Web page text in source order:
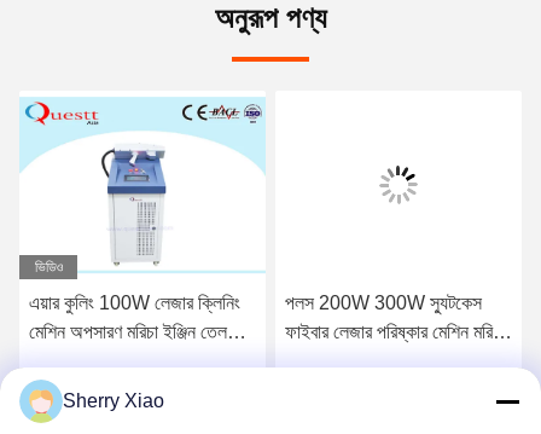
অনুরূপ পণ্য
ভিডিও
এয়ার কুলিং 100W লেজার ক্লিনিং
মেশিন অপসারণ মরিচা ইঞ্জিন তেল
পলস 200W 300W স্যুটকেস
ফাইবার লেজার পরিষ্কার মেশিন মরিচা
Sherry Xiao